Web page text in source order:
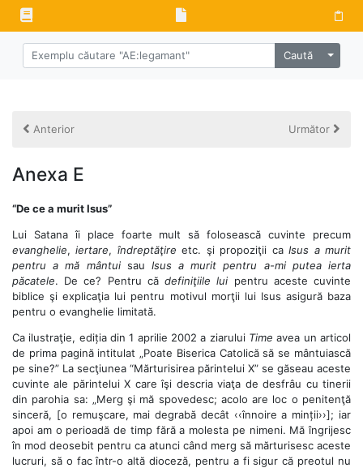
Caută Alege
Anterior Următor
Anexa E
“De ce a murit Isus”
Lui Satana îi place foarte mult să folosească cuvinte precum
evanghelie,iertare, îndreptăţire etc. şi propoziţii caIsus a murit
pentru a mă mântuisau Isus a murit pentru a-mi putea ierta
păcatele. De ce? Pentru cădefiniţiile lui pentru aceste cuvinte
biblice şi explicaţia lui pentru motivul morţii lui Isus asigură baza
pentru o evanghelie limitată.
Ca ilustraţie, ediția din 1 aprilie 2002 a ziarului Time avea un articol
de prima pagină intitulat „Poate Biserica Catolică să se mântuiască
pe sine?” La secţiunea “Mărturisirea părintelui X” se găseau aceste
cuvinte ale părintelui X care îşi descria viaţa de desfrâu cu tinerii
din parohia sa: „Merg şi mă spovedesc; acolo are loc o penitenţă
sinceră, [o remuşcare, mai degrabă decât ‹‹înnoire a minții››]; iar
apoi am o perioadă de timp fără a molesta pe nimeni. Mă îngrijesc
în mod deosebit pentru ca atunci când merg să mărturisesc aceste
lucruri, să o fac într-o altă dioceză, pentru a fi sigur că preotul nu